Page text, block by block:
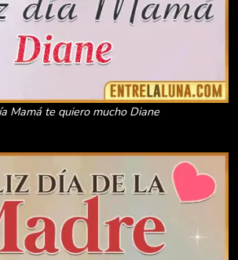
Mamá te quiero mucho Diane